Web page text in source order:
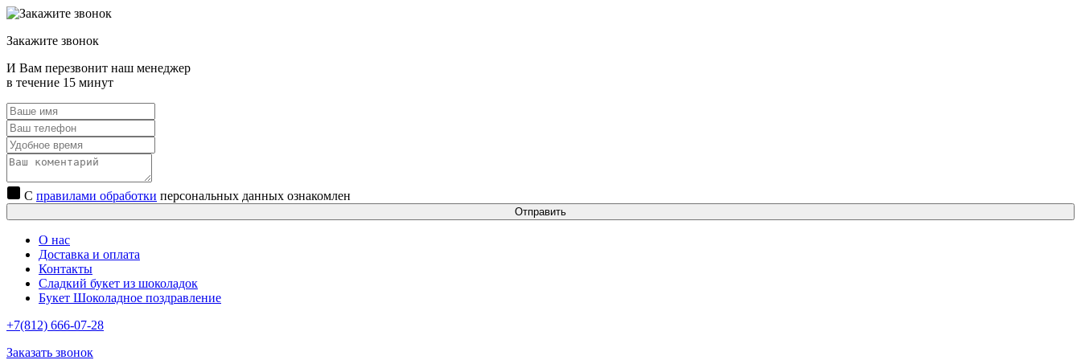
Закажите звонок
И Вам перезвонит наш менеджер
в течение 15 минут
С правилами обработки персональных данных ознакомлен
Отправить
О нас
Доставка и оплата
Контакты
Сладкий букет из шоколадок
Букет Шоколадное поздравление
+7(812) 666-07-28
Заказать звонок